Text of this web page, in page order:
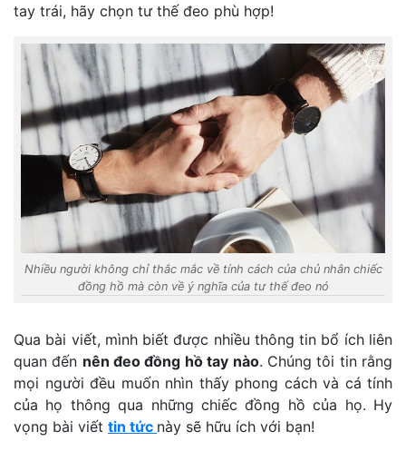
tay trái, hãy chọn tư thế đeo phù hợp!
Nhiều người không chỉ thắc mắc về tính cách của chủ nhân chiếc
đồng hồ mà còn về ý nghĩa của tư thế đeo nó
Qua bài viết, mình biết được nhiều thông tin bổ ích liên
quan đến nên đeo đồng hồ tay nào. Chúng tôi tin rằng
mọi người đều muốn nhìn thấy phong cách và cá tính
của họ thông qua những chiếc đồng hồ của họ. Hy
vọng bài viết tin tức này sẽ hữu ích với bạn!